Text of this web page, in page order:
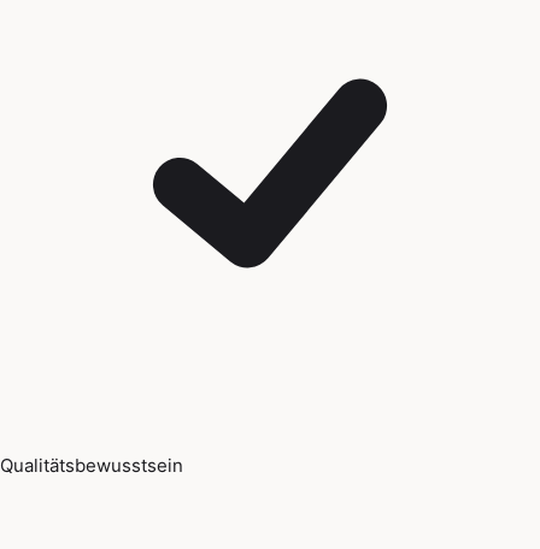
Qualitätsbewusstsein